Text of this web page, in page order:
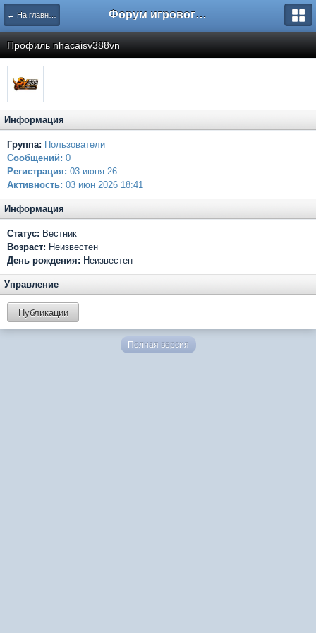
← На главную Форум игрового проекта Riverrise
Профиль nhacaisv388vn
Информация
Группа: Пользователи
Сообщений: 0
Регистрация: 03-июня 26
Активность: 03 июн 2026 18:41
Информация
Статус: Вестник
Возраст: Неизвестен
День рождения: Неизвестен
Управление
Публикации
Полная версия